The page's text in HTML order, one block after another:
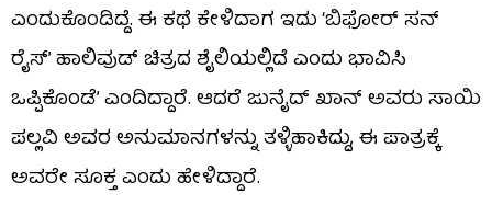
ಎಂದುಕೊಂಡಿದ್ದೆ. ಈ ಕಥೆ ಕೇಳಿದಾಗ ಇದು ‘ಬಿಫೋರ್ ಸನ್
ರೈಸ್’ ಹಾಲಿವುಡ್ ಚಿತ್ರದ ಶೈಲಿಯಲ್ಲಿದೆ ಎಂದು ಭಾವಿಸಿ
ಒಪ್ಪಿಕೊಂಡೆ’ ಎಂದಿದ್ದಾರೆ. ಆದರೆ ಜುನೈದ್ ಖಾನ್ ಅವರು ಸಾಯಿ
ಪಲ್ಲವಿ ಅವರ ಅನುಮಾನಗಳನ್ನು ತಳ್ಳಿಹಾಕಿದ್ದು, ಈ ಪಾತ್ರಕ್ಕೆ
ಅವರೇ ಸೂಕ್ತ ಎಂದು ಹೇಳಿದ್ದಾರೆ.